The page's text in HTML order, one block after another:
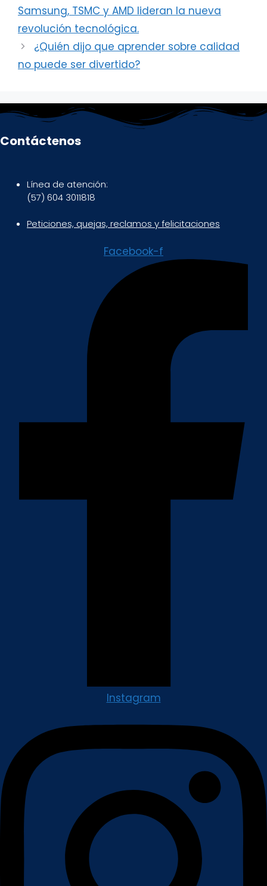
Samsung, TSMC y AMD lideran la nueva
revolución tecnológica.
¿Quién dijo que aprender sobre calidad
no puede ser divertido?
Contáctenos
Línea de atención:
(57) 604 3011818
Peticiones, quejas, reclamos y felicitaciones
Facebook-f
Instagram